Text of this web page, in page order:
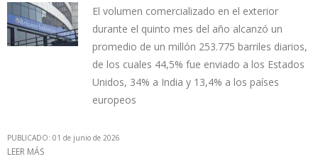
El volumen comercializado en el exterior
durante el quinto mes del año alcanzó un
promedio de un millón 253.775 barriles diarios,
de los cuales 44,5% fue enviado a los Estados
Unidos, 34% a India y 13,4% a los países
europeos
PUBLICADO: 01 de junio de 2026
LEER MÁS